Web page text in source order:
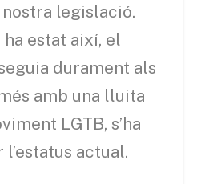
legislació.
estat així, el
durament als
amb una lluita
LGTB, s’ha
actual.